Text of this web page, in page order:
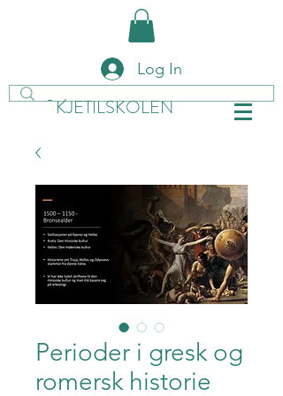
KJETILSKOLEN
Log In
Perioder i gresk og
romersk historie